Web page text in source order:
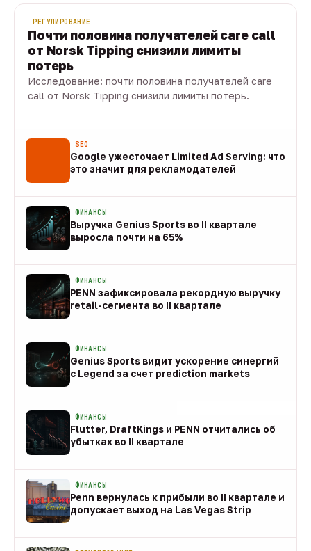
РЕГУЛИРОВАНИЕ
Почти половина получателей care call
от Norsk Tipping снизили лимиты
потерь
Исследование: почти половина получателей care
call от Norsk Tipping снизили лимиты потерь.
SEO
Google ужесточает Limited Ad Serving: что
это значит для рекламодателей
ФИНАНСЫ
Выручка Genius Sports во II квартале
выросла почти на 65%
ФИНАНСЫ
PENN зафиксировала рекордную выручку
retail-сегмента во II квартале
ФИНАНСЫ
Genius Sports видит ускорение синергий
с Legend за счет prediction markets
ФИНАНСЫ
Flutter, DraftKings и PENN отчитались об
убытках во II квартале
ФИНАНСЫ
Penn вернулась к прибыли во II квартале и
допускает выход на Las Vegas Strip